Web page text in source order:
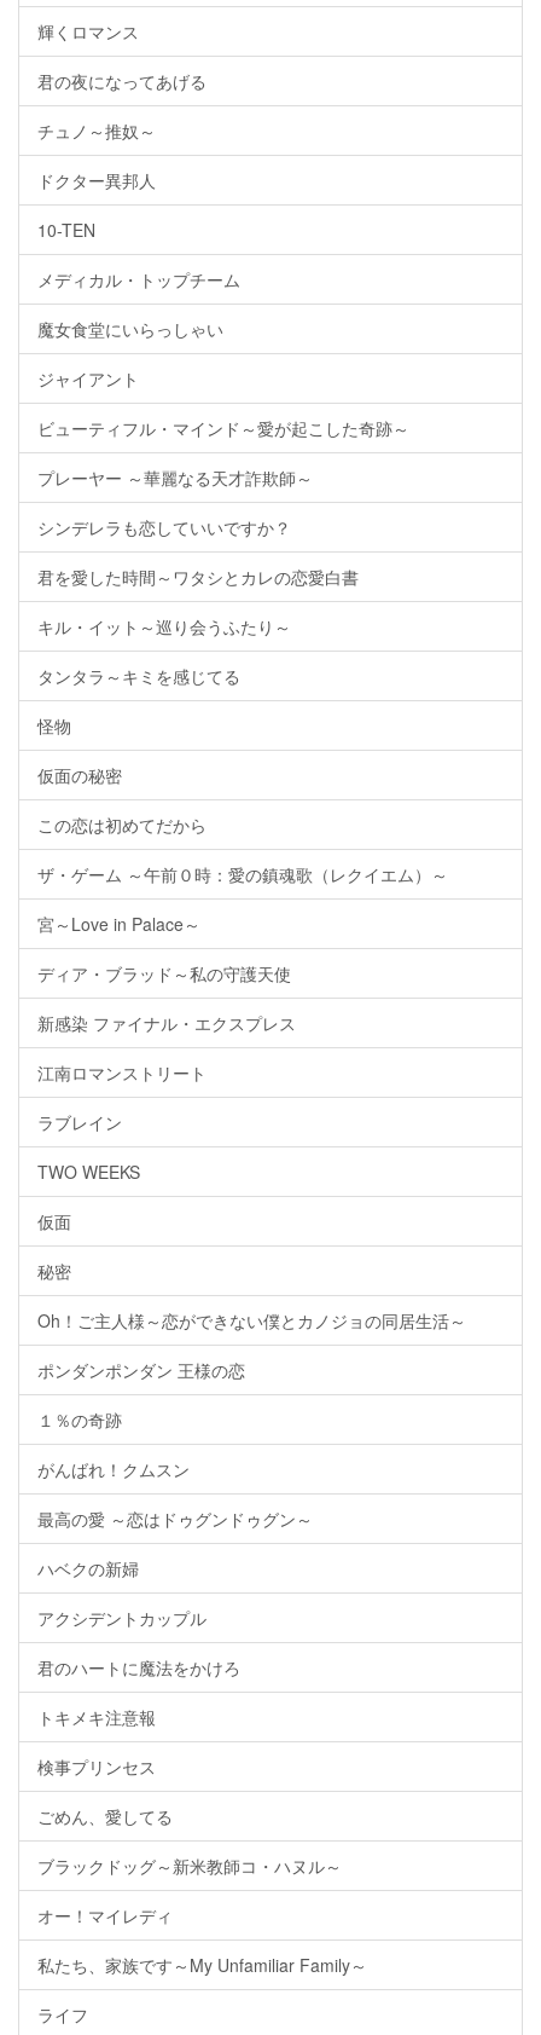
輝くロマンス
君の夜になってあげる
チュノ～推奴～
ドクター異邦人
10-TEN
メディカル・トップチーム
魔女食堂にいらっしゃい
ジャイアント
ビューティフル・マインド～愛が起こした奇跡～
プレーヤー ～華麗なる天才詐欺師～
シンデレラも恋していいですか？
君を愛した時間～ワタシとカレの恋愛白書
キル・イット～巡り会うふたり～
タンタラ～キミを感じてる
怪物
仮面の秘密
この恋は初めてだから
ザ・ゲーム ～午前０時：愛の鎮魂歌（レクイエム）～
宮～Love in Palace～
ディア・ブラッド～私の守護天使
新感染 ファイナル・エクスプレス
江南ロマンストリート
ラブレイン
TWO WEEKS
仮面
秘密
Oh！ご主人様～恋ができない僕とカノジョの同居生活～
ポンダンポンダン 王様の恋
１％の奇跡
がんばれ！クムスン
最高の愛 ～恋はドゥグンドゥグン～
ハベクの新婦
アクシデントカップル
君のハートに魔法をかけろ
トキメキ注意報
検事プリンセス
ごめん、愛してる
ブラックドッグ～新米教師コ・ハヌル～
オー！マイレディ
私たち、家族です～My Unfamiliar Family～
ライフ